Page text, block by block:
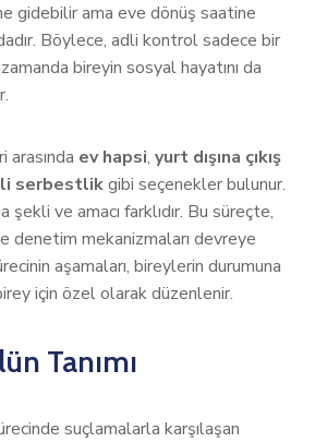
gidebilir ama eve dönüş saatine
Böylece, adli kontrol sadece bir
bireyin sosyal hayatını da
ev hapsi, yurt dışına çıkış
serbestlikgibi seçenekler bulunur.
şekli ve amacı farklıdır. Bu süreçte,
denetim mekanizmaları devreye
aşamaları, bireylerin durumuna
için özel olarak düzenlenir.
Tanımı
suçlamalarla karşılaşan